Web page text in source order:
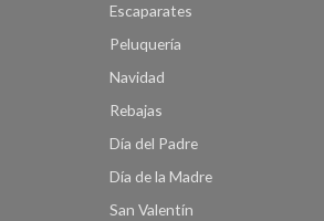
Escaparates
Peluquería
Navidad
Rebajas
Día del Padre
Día de la Madre
San Valentín